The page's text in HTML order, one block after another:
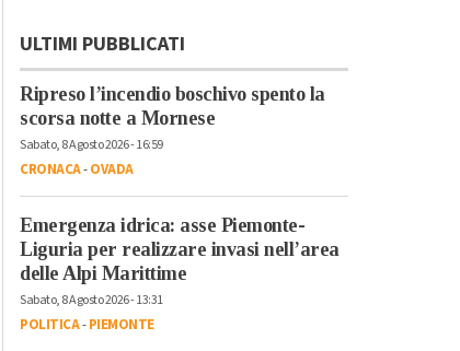
ULTIMI PUBBLICATI
Ripreso l’incendio boschivo spento la
scorsa notte a Mornese
Sabato, 8 Agosto 2026 - 16:59
CRONACA-OVADA
Emergenza idrica: asse Piemonte-
Liguria per realizzare invasi nell’area
delle Alpi Marittime
Sabato, 8 Agosto 2026 - 13:31
POLITICA-PIEMONTE